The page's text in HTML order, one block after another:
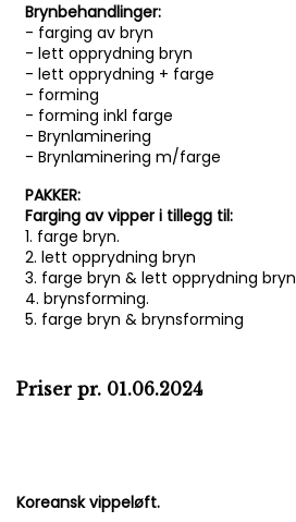
Brynbehandlinger:
- farging av bryn
- lett opprydning bryn
- lett opprydning + farge
- forming
- forming inkl farge
- Brynlaminering
- Brynlaminering m/farge
PAKKER:
Farging av vipper i tillegg til:
1. farge bryn.
2. lett opprydning bryn
3. farge bryn & lett opprydning bryn
4. brynsforming.
5. farge bryn & brynsforming
Priser pr. 01.06.2024
Koreansk vippeløft.